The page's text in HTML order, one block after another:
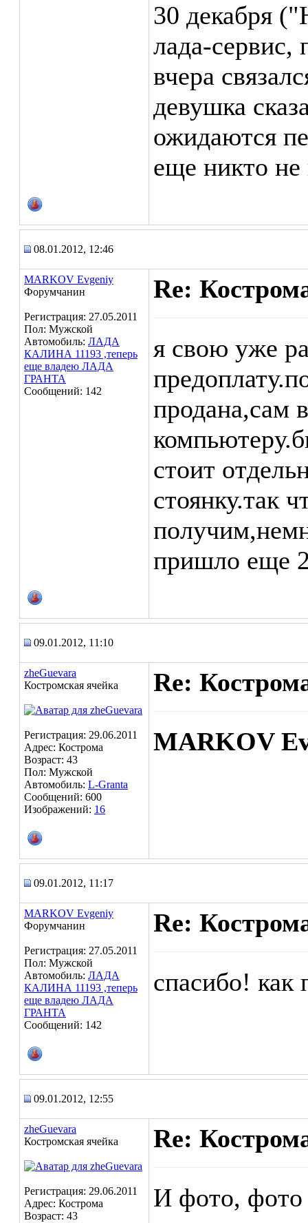
30 декабря
лада-сервис,
вчера
девушка
ожидаются
еще никто
08.01.2012, 12:46
MARKOV Evgeniy
Форумчанин
Регистрация: 27.05.2011
Пол: Мужской
Автомобиль: ЛАДА
КАЛИНА 11193 ,теперь
еще владею ЛАДА
ГРАНТА
Сообщений: 142
Re:
я свою уже
продана,сам
стоит
стоянку.так
пришло еще
09.01.2012, 11:10
zheGuevara
Костромская ячейка
Регистрация: 29.06.2011
Адрес: Кострома
Возраст: 43
Пол: Мужской
Автомобиль: L-Granta
Сообщений: 600
Изображений: 16
Re:
MARKOV
09.01.2012, 11:17
MARKOV Evgeniy
Форумчанин
Регистрация: 27.05.2011
Пол: Мужской
Автомобиль: ЛАДА
КАЛИНА 11193 ,теперь
еще владею ЛАДА
ГРАНТА
Сообщений: 142
Re:
спасибо! как
09.01.2012, 12:55
zheGuevara
Костромская ячейка
Регистрация: 29.06.2011
Адрес: Кострома
Возраст: 43
Re:
И фото, фото